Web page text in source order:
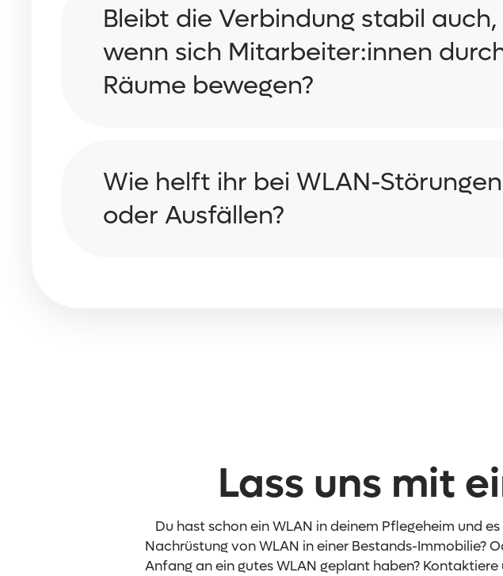
Bleibt die Verbindung stabil auch,
wenn sich Mitarbeiter:innen
Räume bewegen?
Wie helft ihr bei WLAN-Störungen
oder Ausfällen?
Lass uns mit
Du hast schon ein WLAN in deinem Pflegeheim und
Nachrüstung von WLAN in einer Bestands-Immobilie?
Anfang an ein gutes WLAN geplant haben?